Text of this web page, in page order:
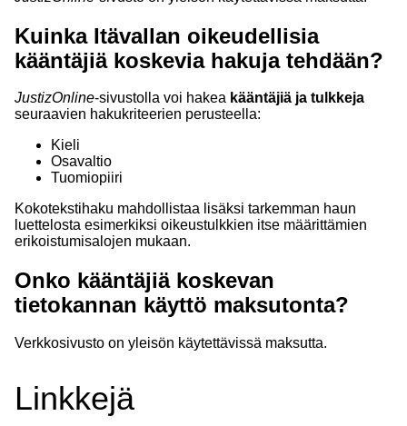
Kuinka Itävallan oikeudellisia
kääntäjiä koskevia hakuja tehdään?
JustizOnline-sivustolla voi hakea kääntäjiä ja tulkkeja
seuraavien hakukriteerien perusteella:
Kieli
Osavaltio
Tuomiopiiri
Kokotekstihaku mahdollistaa lisäksi tarkemman haun
luettelosta esimerkiksi oikeustulkkien itse määrittämien
erikoistumisalojen mukaan.
Onko kääntäjiä koskevan
tietokannan käyttö maksutonta?
Verkkosivusto on yleisön käytettävissä maksutta.
Linkkejä